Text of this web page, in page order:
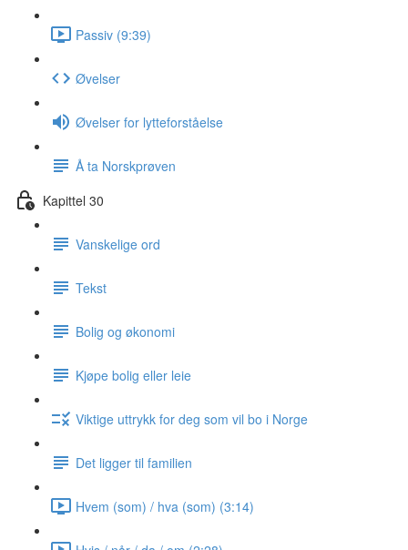
Passiv (9:39)
Øvelser
Øvelser for lytteforståelse
Å ta Norskprøven
Kapittel 30
Vanskelige ord
Tekst
Bolig og økonomi
Kjøpe bolig eller leie
Viktige uttrykk for deg som vil bo i Norge
Det ligger til familien
Hvem (som) / hva (som) (3:14)